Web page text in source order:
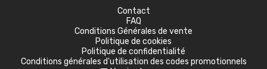
Contact
FAQ
Conditions Générales de vente
Politique de cookies
Politique de confidentialité
Conditions générales d'utilisation des codes promotionnels